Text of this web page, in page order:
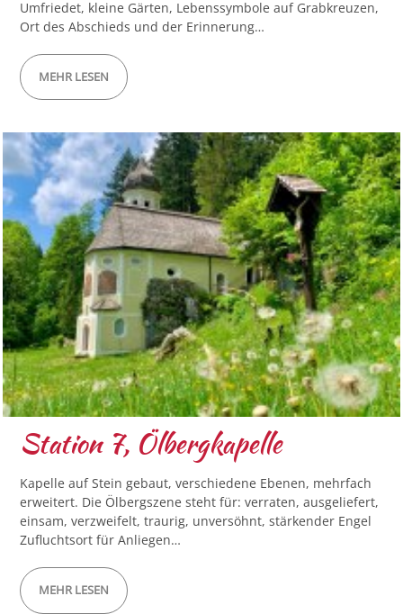
Umfriedet, kleine Gärten, Lebenssymbole auf Grabkreuzen,
Ort des Abschieds und der Erinnerung…
MEHR LESEN
Station 7, Ölbergkapelle
Kapelle auf Stein gebaut, verschiedene Ebenen, mehrfach
erweitert. Die Ölbergszene steht für: verraten, ausgeliefert,
einsam, verzweifelt, traurig, unversöhnt, stärkender Engel
Zufluchtsort für Anliegen…
MEHR LESEN